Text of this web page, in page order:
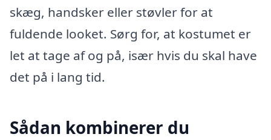
skæg, handsker eller støvler for at
fuldende looket. Sørg for, at kostumet er
let at tage af og på, især hvis du skal have
det på i lang tid.
Sådan kombinerer du